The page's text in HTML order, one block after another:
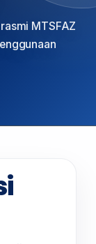
MTSFAZ